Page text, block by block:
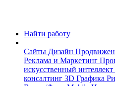
Найти работу
Сайты Дизайн
Реклама и Маркетинг
искусственный интеллект
консалтинг 3D Графика